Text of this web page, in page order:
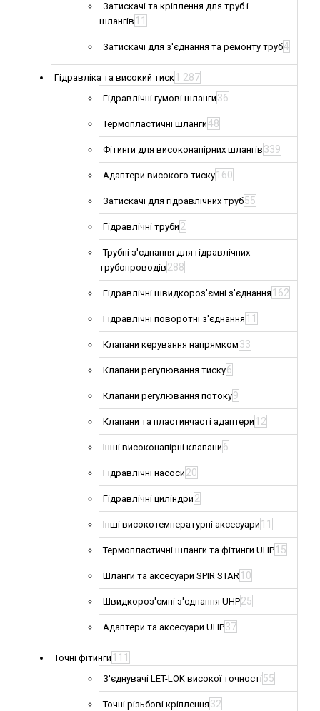
Затискачі та кріплення для труб і
шлангів 11
Затискачі для з'єднання та ремонту труб4
Гідравліка та високий тиск 1 287
Гідравлічні гумові шланги 36
Термопластичні шланги48
Фітинги для високонапірних шлангів 339
Адаптери високого тиску 160
Затискачі для гідравлічних труб55
Гідравлічні труби 2
Трубні з'єднання для гідравлічних
трубопроводів 288
Гідравлічні швидкороз'ємні з'єднання 162
Гідравлічні поворотні з'єднання 11
Клапани керування напрямком 33
Клапани регулювання тиску6
Клапани регулювання потоку9
Клапани та пластинчасті адаптери 12
Інші високонапірні клапани 6
Гідравлічні насоси 20
Гідравлічні циліндри 2
Інші високотемпературні аксесуари 11
Термопластичні шланги та фітинги UHP 15
Шланги та аксесуари SPIR STAR 10
Швидкороз'ємні з'єднання UHP25
Адаптери та аксесуари UHP37
Точні фітинги 111
З'єднувачі LET-LOK високої точності55
Точні різьбові кріплення 32